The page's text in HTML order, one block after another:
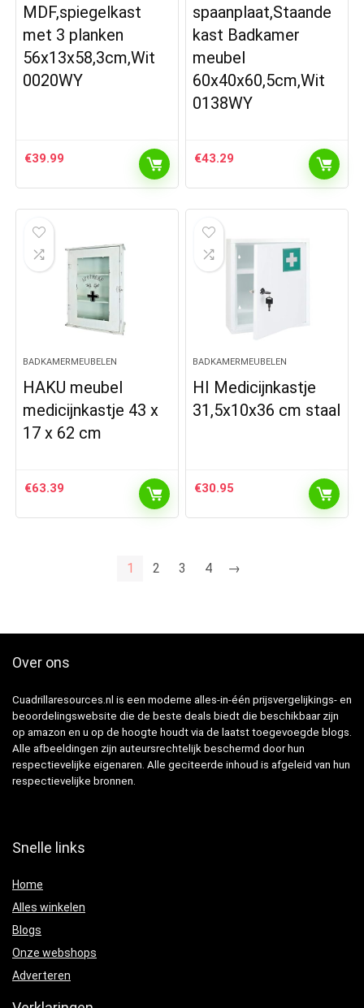
MDF,spiegelkast
met 3 planken
56x13x58,3cm,Wit
0020WY
€39.99
spaanplaat,Staande
kast Badkamer
meubel
60x40x60,5cm,Wit
0138WY
€43.29
BADKAMERMEUBELEN
HAKU meubel
medicijnkastje 43 x
17 x 62 cm
€63.39
BADKAMERMEUBELEN
HI Medicijnkastje
31,5x10x36 cm staal
€30.95
1 2 3 4 →
Over ons
Cuadrillaresources.nl is een moderne alles-in-één prijsvergelijkings- en
beoordelingswebsite die de beste deals biedt die beschikbaar zijn
op amazon en u op de hoogte houdt via de laatst toegevoegde blogs.
Alle afbeeldingen zijn auteursrechtelijk beschermd door hun
respectievelijke eigenaren. Alle geciteerde inhoud is afgeleid van hun
respectievelijke bronnen.
Snelle links
Home
Alles winkelen
Blogs
Onze webshops
Adverteren